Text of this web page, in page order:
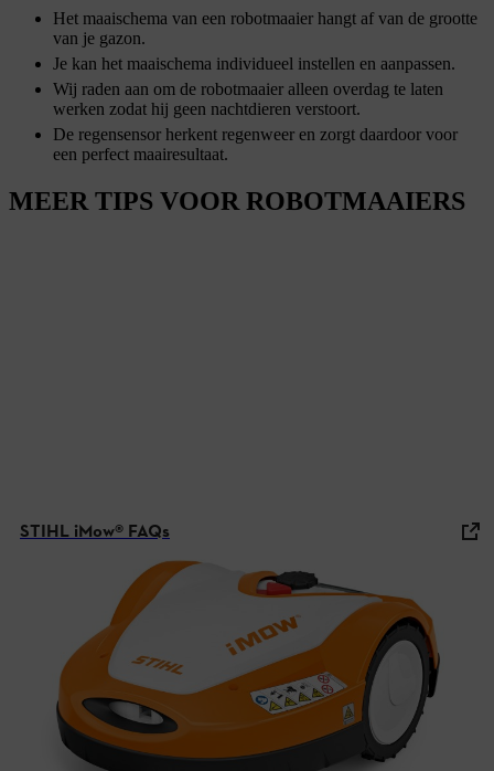
Het maaischema van een robotmaaier hangt af van de grootte
van je gazon.
Je kan het maaischema individueel instellen en aanpassen.
Wij raden aan om de robotmaaier alleen overdag te laten
werken zodat hij geen nachtdieren verstoort.
De regensensor herkent regenweer en zorgt daardoor voor
een perfect maairesultaat.
MEER TIPS VOOR ROBOTMAAIERS
STIHL iMow® FAQs